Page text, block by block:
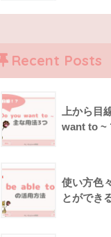
Recent Posts
上から目
want to ~
使い方色
とができ